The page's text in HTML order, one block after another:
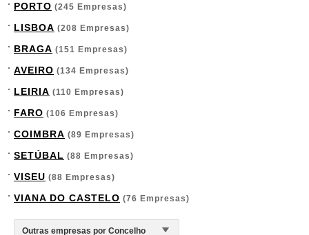
PORTO (245 Empresas)
LISBOA (208 Empresas)
BRAGA (151 Empresas)
AVEIRO (134 Empresas)
LEIRIA (110 Empresas)
FARO (106 Empresas)
COIMBRA (89 Empresas)
SETÚBAL (88 Empresas)
VISEU (88 Empresas)
VIANA DO CASTELO (76 Empresas)